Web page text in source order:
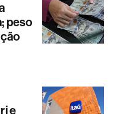
peso
e